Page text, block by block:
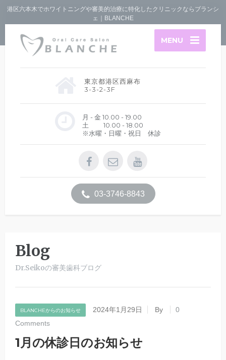
港区六本木でホワイトニングや審美的治療に特化したクリニックならブランシ
ェ｜BLANCHE
MENU
東京都港区西麻布
3-3-2-3F
月 - 金 10.00 - 19.00
土 10.00 - 18.00
※水曜・日曜・祝日 休診
03-3746-8843
Blog
Dr.Seikoの審美歯科ブログ
BLANCHEからのお知らせ 2024年1月29日 By
0
Comments
1月の休診日のお知らせ